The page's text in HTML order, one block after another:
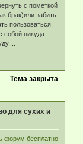
с пометкой
брак)или забить
пользоваться,
собой никуда
Тема закрыта
для сухих и
форум бесплатно